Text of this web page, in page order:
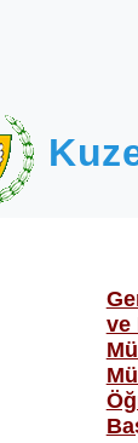
ve